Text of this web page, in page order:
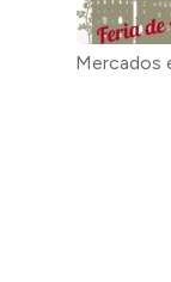
Mercados